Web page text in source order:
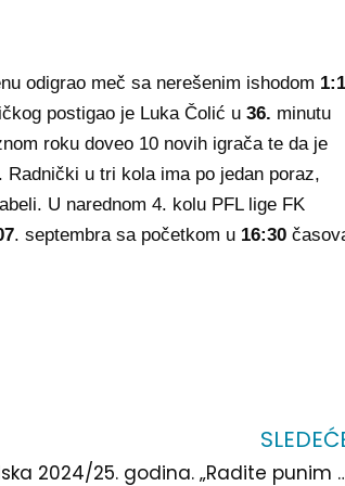
odigrao meč sa nerešenim ishodom 1:1
postigao je Luka Čolić u 36. minutu
roku doveo 10 novih igrača te da je
u tri kola ima po jedan poraz,
U narednom 4. kolu PFL lige FK
. septembra sa početkom u 16:30
Počela je školska